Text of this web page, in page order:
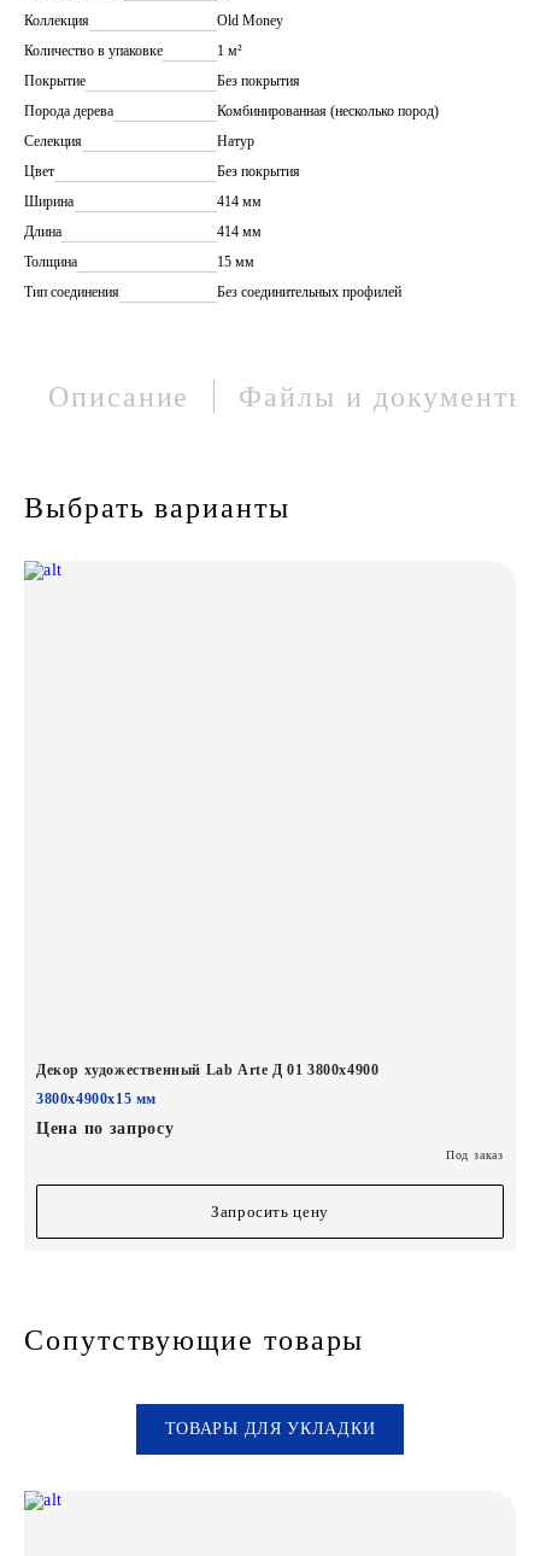
Коллекция
Old Money
Количество в упаковке
1 м²
Покрытие
Без покрытия
Порода дерева
Комбинированная (несколько пород)
Селекция
Натур
Цвет
Без покрытия
Ширина
414 мм
Длина
414 мм
Толщина
15 мм
Тип соединения
Без соединительных профилей
Описание Файлы и документы
Выбрать варианты
Декор художественный Lab Arte Д 01 3800х4900
3800х4900х15 мм
Цена по запросу
Под заказ
Запросить цену
Сопутствующие товары
ТОВАРЫ ДЛЯ УКЛАДКИ